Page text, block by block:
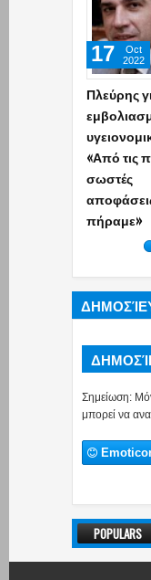
Πλεύρης
«Από τις
σωστές
πήραμε»
17
Oct
2022
Σημείωση:
μπορεί να
POPULARS